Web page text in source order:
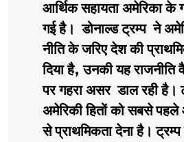
आर्थिक सहायता अमेरिका के
गई है। डोनाल्ड ट्रम्प ने
नीति के जरिए देश की
दिया है, उनकी यह राजनीति
पर गहरा असर डाल रही है।
अमेरिकी हितों को सबसे पहले
से प्राथमिकता देना है।